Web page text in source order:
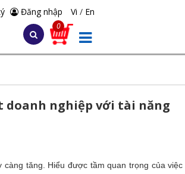
Đăng nhập Vi/ En
0
doanh nghiệp với tài năng
tăng. Hiểu được tầm quan trọng của việc